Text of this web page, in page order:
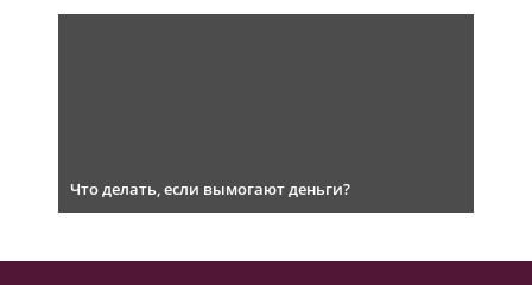
Что делать, если вымогают деньги?